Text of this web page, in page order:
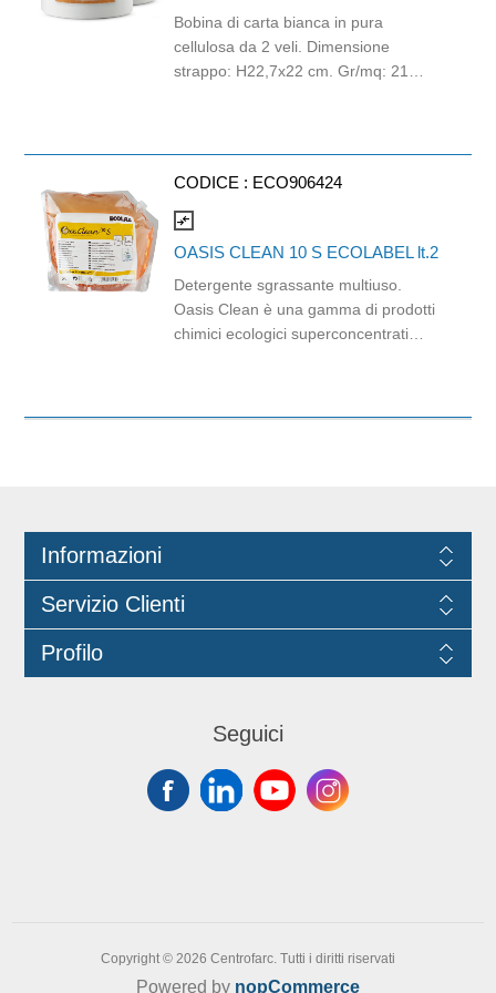
Bobina di carta bianca in pura
cellulosa da 2 veli. Dimensione
strappo: H22,7x22 cm. Gr/mq: 21
CODICE : ECO906424
compare_arrows
OASIS CLEAN 10 S ECOLABEL lt.2
Detergente sgrassante multiuso.
Oasis Clean è una gamma di prodotti
chimici ecologici superconcentrati
Informazioni
Servizio Clienti
Profilo
Seguici
Copyright © 2026 Centrofarc. Tutti i diritti riservati
Powered by nopCommerce